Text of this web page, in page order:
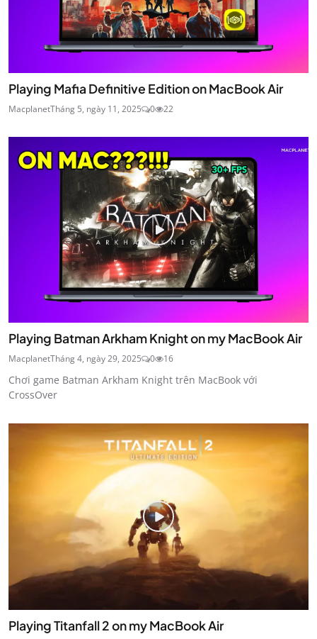
Playing Mafia Definitive Edition on MacBook Air
MacplanetTháng 5, ngày 11, 2025 0 22
Playing Batman Arkham Knight on my MacBook Air
MacplanetTháng 4, ngày 29, 2025 0 16
Chơi game Batman Arkham Knight trên MacBook với
CrossOver
Playing Titanfall 2 on my MacBook Air